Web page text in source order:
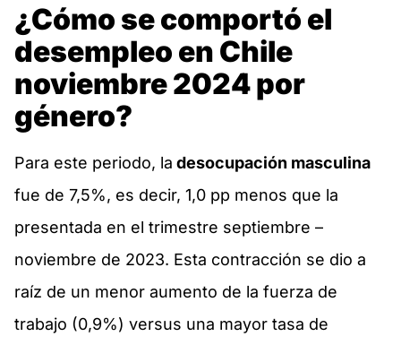
¿Cómo se comportó el
desempleo en Chile
noviembre 2024 por
género?
Para este periodo, la desocupación masculina
fue de 7,5%, es decir, 1,0 pp menos que la
presentada en el trimestre septiembre –
noviembre de 2023. Esta contracción se dio a
raíz de un menor aumento de la fuerza de
trabajo (0,9%) versus una mayor tasa de